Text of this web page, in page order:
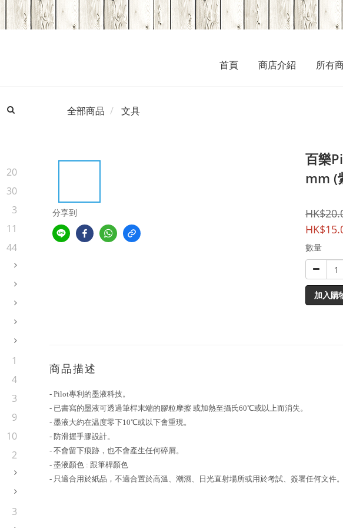
首頁 商店介紹 所有
20
30
3
11
44
1
4
3
9
10
2
3
全部商品 文具
分享到
百樂
mm (
數量
加入購
商品描述
- Pilot專利的墨液科技。
- 已書寫的墨液可透過筆桿末端的膠粒摩擦 或加熱至攝氏60℃或以上而消失。
- 墨液大約在温度零下10℃或以下會重現。
- 防滑握手膠設計。
- 不會留下痕跡，也不會產生任何碎屑。
- 墨液顏色 : 跟筆桿顏色
- 只適合用於紙品，不適合置於高溫、潮濕、日光直射場所或用於考試、簽署任何文件